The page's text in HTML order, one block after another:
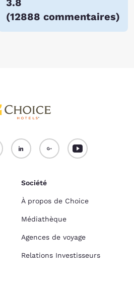
3.8
(12888 commentaires)
cookies Refuser tous les cookies
Société
À propos de Choice
Médiathèque
Agences de voyage
Relations Investisseurs